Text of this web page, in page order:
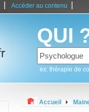
Accéder au contenu
QUI
ex: thérapie de
Accueil